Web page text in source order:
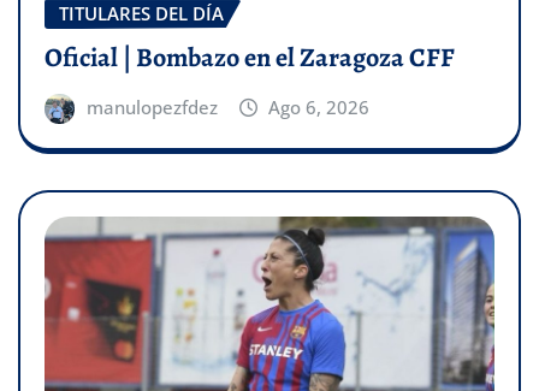
TITULARES DEL DÍA
Oficial | Bombazo en el Zaragoza CFF
manulopezfdez Ago 6, 2026